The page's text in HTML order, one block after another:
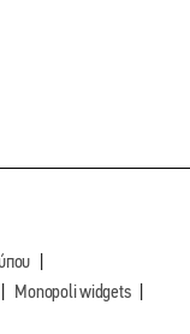
Monopoli widgets